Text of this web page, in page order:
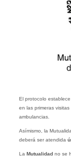
El protocolo
en las primeras
ambulancias.
Asímismo, la
deberá ser atendida
La Mutualidadno se